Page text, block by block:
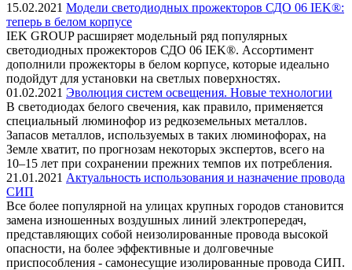
15.02.2021 Модели светодиодных прожекторов СДО 06 IEK®:
теперь в белом корпусе
IEK GROUP расширяет модельный ряд популярных
светодиодных прожекторов СДО 06 IEK®. Ассортимент
дополнили прожекторы в белом корпусе, которые идеально
подойдут для установки на светлых поверхностях.
01.02.2021 Эволюция систем освещения. Новые технологии
В светодиодах белого свечения, как правило, применяется
специальный люминофор из редкоземельных металлов.
Запасов металлов, используемых в таких люминофорах, на
Земле хватит, по прогнозам некоторых экспертов, всего на
10–15 лет при сохранении прежних темпов их потребления.
21.01.2021 Актуальность использования и назначение провода
СИП
Все более популярной на улицах крупных городов становится
замена изношенных воздушных линий электропередач,
представляющих собой неизолированные провода высокой
опасности, на более эффективные и долговечные
приспособления - самонесущие изолированные провода СИП.